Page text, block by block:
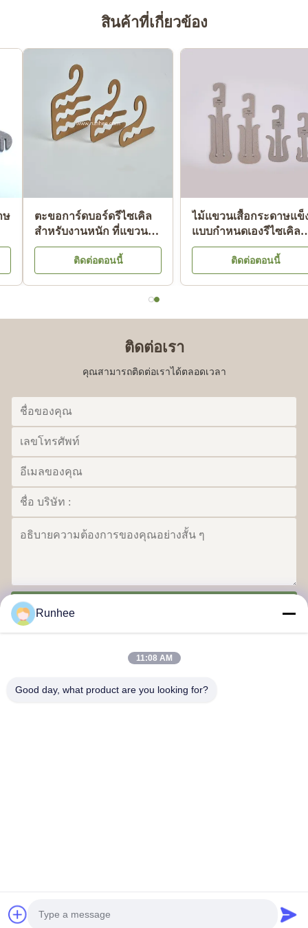
สินค้าที่เกี่ยวข้อง
ไม้แขวนเสื้อกระดาษแข็ง
ย่อยสลายได้ เป็นมิตรต่อสิ่ง
แวดล้อม ไม้แขวนเสื้อ
กระดาษแข็งสำหรับผู้ใหญ่
ติดต่อตอนนี้
ไม้แขวนเสื้อชั้นในกระดาษ
แข็งที่ได้รับการรับรอง
ISO9001 FSC SGS พร้อม
กระดาษรีไซเคิล 100%
สำหรับการแสดงผลหน้า
ติดต่อตอนนี้
ติดต่อเรา
คุณสามารถติดต่อเราได้ตลอดเวลา
Copyright © 2025-2026 Dongguan Runhee paper products Co.,Ltd. All Rights
Runhee
11:08 AM
Good day, what product are you looking for?